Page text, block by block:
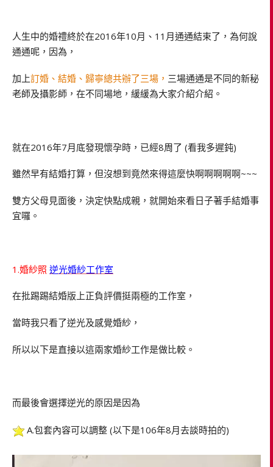
人生中的婚禮終於在2016年10月、11月通通結束了，為何說
通通呢，因為，
加上訂婚、結婚、歸寧總共辦了三場， 三場通通是不同的新秘
老師及攝影師，在不同場地，緩緩為大家介紹介紹。
就在2016年7月底發現懷孕時，已經8周了 (看我多遲鈍)
雖然早有結婚打算，但沒想到竟然來得這麼快啊啊啊啊啊~~~
雙方父母見面後，決定快點成親，就開始來看日子著手結婚事
宜囉。
1.婚紗照 逆光婚紗工作室
在批踢踢結婚版上正負評價挺兩極的工作室，
當時我只看了逆光及感覺婚紗，
所以以下是直接以這兩家婚紗工作是做比較。
而最後會選擇逆光的原因是因為
A.包套內容可以調整 (以下是106年8月去談時拍的)